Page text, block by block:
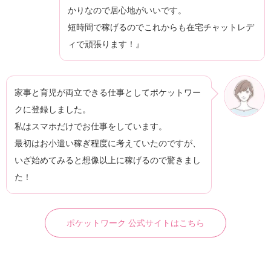
かりなので居心地がいいです。
短時間で稼げるのでこれからも在宅チャットレデ
ィで頑張ります！』
家事と育児が両立できる仕事としてポケットワー
クに登録しました。
私はスマホだけでお仕事をしています。
最初はお小遣い稼ぎ程度に考えていたのですが、
いざ始めてみると想像以上に稼げるので驚きまし
た！
ポケットワーク 公式サイトはこちら